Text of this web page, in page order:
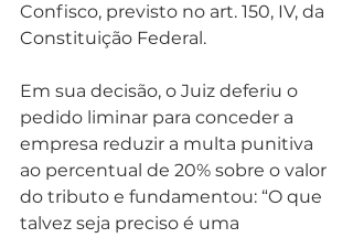
Confisco, previsto no art. 150, IV, da
Constituição Federal.
Em sua decisão, o Juiz deferiu o
pedido liminar para conceder a
empresa reduzir a multa punitiva
ao percentual de 20% sobre o valor
do tributo e fundamentou: “O que
talvez seja preciso é uma